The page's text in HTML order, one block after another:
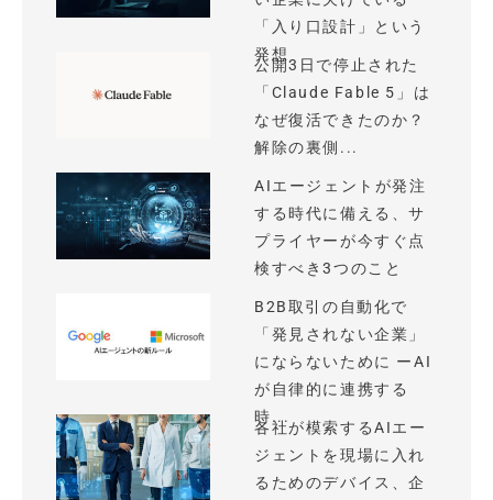
「入り口設計」という
発想
公開3日で停止された
「Claude Fable 5」は
なぜ復活できたのか？
解除の裏側...
AIエージェントが発注
する時代に備える、サ
プライヤーが今すぐ点
検すべき3つのこと
B2B取引の自動化で
「発見されない企業」
にならないために ーAI
が自律的に連携する
時...
各社が模索するAIエー
ジェントを現場に入れ
るためのデバイス、企